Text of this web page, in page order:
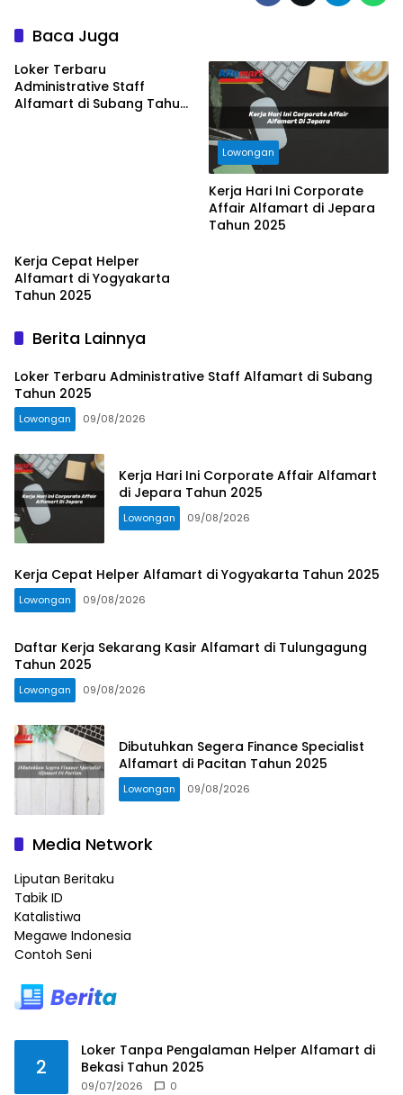
Baca Juga
Loker Terbaru
Administrative Staff
Alfamart di Subang Tahun
Lowongan
Kerja Hari Ini Corporate
Affair Alfamart di Jepara
Tahun 2025
Kerja Cepat Helper
Alfamart di Yogyakarta
Tahun 2025
Berita Lainnya
Loker Terbaru Administrative Staff Alfamart di Subang
Tahun 2025
Lowongan 09/08/2026
Kerja Hari Ini Corporate Affair Alfamart
di Jepara Tahun 2025
Lowongan 09/08/2026
Kerja Cepat Helper Alfamart di Yogyakarta Tahun 2025
Lowongan 09/08/2026
Daftar Kerja Sekarang Kasir Alfamart di Tulungagung
Tahun 2025
Lowongan 09/08/2026
Dibutuhkan Segera Finance Specialist
Alfamart di Pacitan Tahun 2025
Lowongan 09/08/2026
Media Network
Liputan Beritaku
Tabik ID
Katalistiwa
Megawe Indonesia
Contoh Seni
2
Loker Tanpa Pengalaman Helper Alfamart di
Bekasi Tahun 2025
09/07/2026 0